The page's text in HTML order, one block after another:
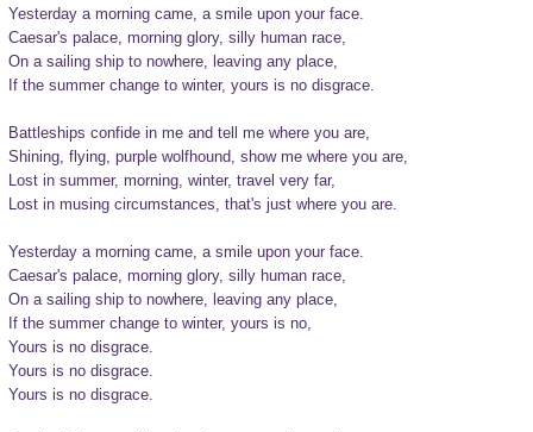
Yesterday a morning came, a smile upon your face.
Caesar's palace, morning glory, silly human race,
On a sailing ship to nowhere, leaving any place,
If the summer change to winter, yours is no disgrace.
Battleships confide in me and tell me where you are,
Shining, flying, purple wolfhound, show me where you are,
Lost in summer, morning, winter, travel very far,
Lost in musing circumstances, that's just where you are.
Yesterday a morning came, a smile upon your face.
Caesar's palace, morning glory, silly human race,
On a sailing ship to nowhere, leaving any place,
If the summer change to winter, yours is no,
Yours is no disgrace.
Yours is no disgrace.
Yours is no disgrace.